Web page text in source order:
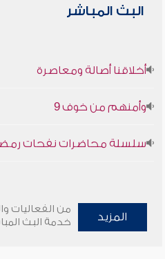
البث المباشر
أخلاقنا أصالة ومعاصرة
وأمنهم من خوف 9
سلسلة محاضرات نفحات رمضانية
المزيد
من الفعاليات
خدمة البث